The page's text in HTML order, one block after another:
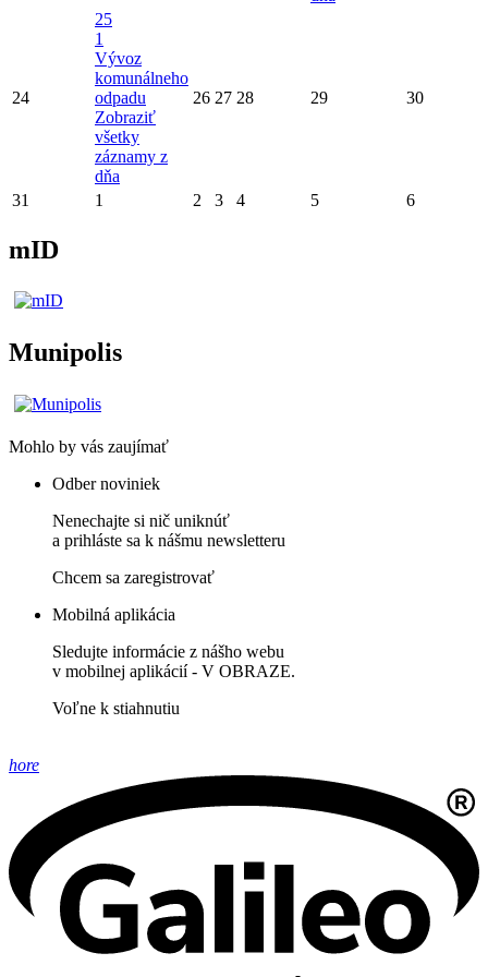
24
25
1
Vývoz
komunálneho
odpadu
Zobraziť
všetky
záznamy z
dňa
26 27 28 29 30
31 1 2 3 4 5 6
mID
Munipolis
Mohlo by vás zaujímať
Odber noviniek
Nenechajte si nič uniknúť
a prihláste sa k nášmu newsletteru
Chcem sa zaregistrovať
Mobilná aplikácia
Sledujte informácie z nášho webu
v mobilnej aplikácií - V OBRAZE.
Voľne k stiahnutiu
hore